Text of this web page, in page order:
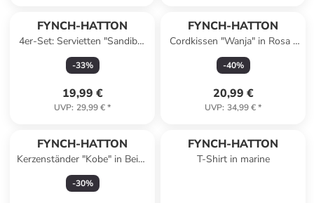
FYNCH-HATTON
4er-Set: Servietten "Sandibe"
in Bunt - (L)50 x (B)50 cm
-33%
19,99 €
UVP: 29,99 €*
FYNCH-HATTON
Cordkissen "Wanja" in Rosa -
(L)50 x (B)50 cm
-40%
20,99 €
UVP: 34,99 €*
FYNCH-HATTON
Kerzenständer "Kobe" in Beige
- (H)20 x Ø 10,5 cm
-30%
FYNCH-HATTON
T-Shirt in marine